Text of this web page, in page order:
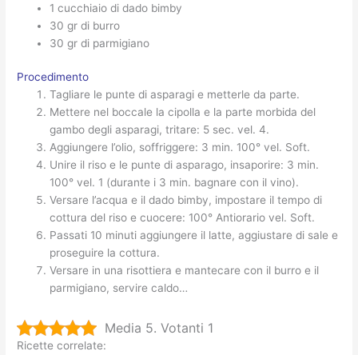
1 cucchiaio di dado bimby
30 gr di burro
30 gr di parmigiano
Procedimento
Tagliare le punte di asparagi e metterle da parte.
Mettere nel boccale la cipolla e la parte morbida del
gambo degli asparagi, tritare: 5 sec. vel. 4.
Aggiungere l’olio, soffriggere: 3 min. 100° vel. Soft.
Unire il riso e le punte di asparago, insaporire: 3 min.
100° vel. 1 (durante i 3 min. bagnare con il vino).
Versare l’acqua e il dado bimby, impostare il tempo di
cottura del riso e cuocere: 100° Antiorario vel. Soft.
Passati 10 minuti aggiungere il latte, aggiustare di sale e
proseguire la cottura.
Versare in una risottiera e mantecare con il burro e il
parmigiano, servire caldo…
Media 5. Votanti 1
Ricette correlate: